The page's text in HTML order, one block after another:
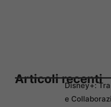
Articoli recenti
Disney+:
e